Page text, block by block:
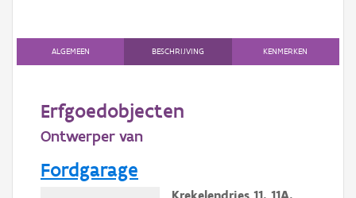
Downloads
Hergebruik
Aanmelden
ALGEMEEN BESCHRIJVING KENMERKEN
Erfgoedobjecten
Ontwerper van
Fordgarage